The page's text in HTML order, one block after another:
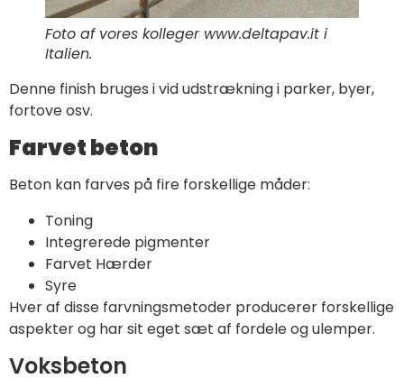
Foto af vores kolleger www.deltapav.it i
Italien.
Denne finish bruges i vid udstrækning i parker, byer,
fortove osv.
Farvet beton
Beton kan farves på fire forskellige måder:
Toning
Integrerede pigmenter
Farvet Hærder
Syre
Hver af disse farvningsmetoder producerer forskellige
aspekter og har sit eget sæt af fordele og ulemper.
Voksbeton